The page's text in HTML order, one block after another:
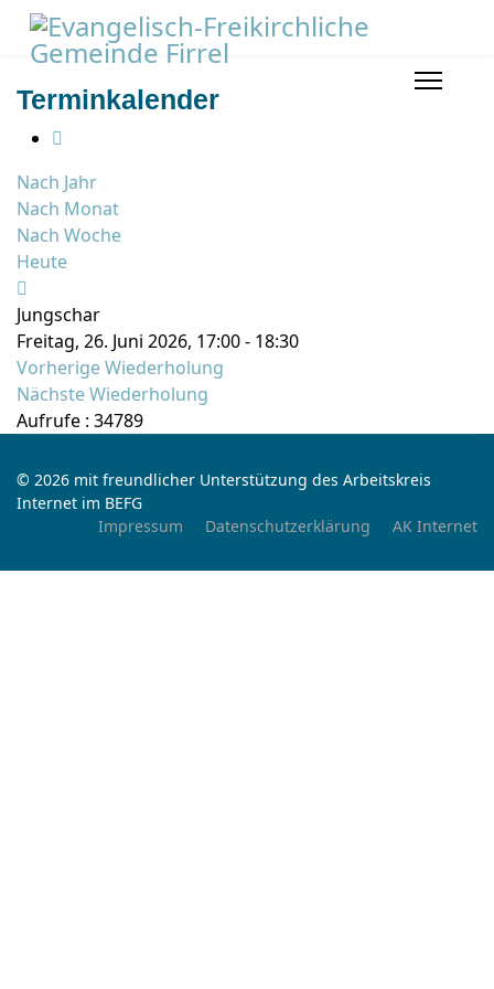
Terminkalender
Nach Jahr
Nach Monat
Nach Woche
Heute
Jungschar
Freitag, 26. Juni 2026, 17:00 - 18:30
Vorherige Wiederholung
Nächste Wiederholung
Aufrufe : 34789
© 2026 mit freundlicher Unterstützung des Arbeitskreis
Internet im BEFG
Impressum
Datenschutzerklärung AK Internet